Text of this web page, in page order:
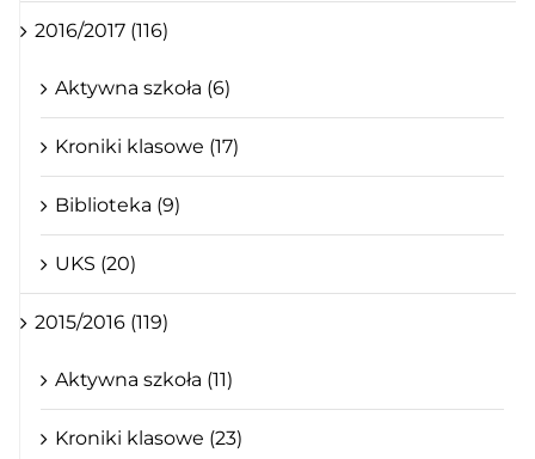
2016/2017 (116)
Aktywna szkoła (6)
Kroniki klasowe (17)
Biblioteka (9)
UKS (20)
2015/2016 (119)
Aktywna szkoła (11)
Kroniki klasowe (23)